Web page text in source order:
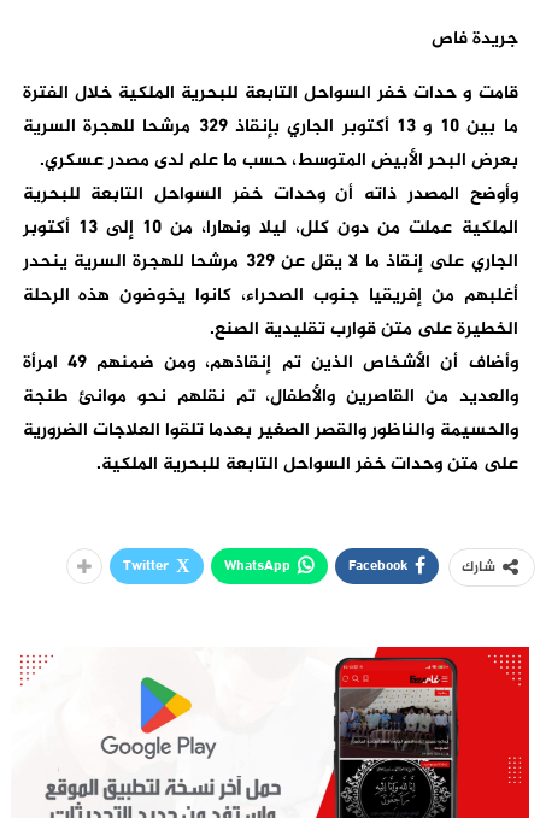
جريدة فاص
قامت و حدات خفر السواحل التابعة للبحرية الملكية خلال الفترة
ما بين 10 و 13 أكتوبر الجاري بإنقاذ 329 مرشحا للهجرة السرية
بعرض البحر الأبيض المتوسط، حسب ما علم لدى مصدر عسكري.
وأوضح المصدر ذاته أن وحدات خفر السواحل التابعة للبحرية
الملكية عملت من دون كلل، ليلا ونهارا، من 10 إلى 13 أكتوبر
الجاري على إنقاذ ما لا يقل عن 329 مرشحا للهجرة السرية ينحدر
أغلبهم من إفريقيا جنوب الصحراء، كانوا يخوضون هذه الرحلة
الخطيرة على متن قوارب تقليدية الصنع.
وأضاف أن الأشخاص الذين تم إنقاذهم، ومن ضمنهم 49 امرأة
والعديد من القاصرين والأطفال، تم نقلهم نحو موانئ طنجة
والحسيمة والناظور والقصر الصغير بعدما تلقوا العلاجات الضرورية
على متن وحدات خفر السواحل التابعة للبحرية الملكية.
شارك Facebook
WhatsApp
Twitter